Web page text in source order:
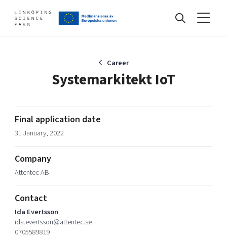
Artificial intelligence
Cybersecurity
Internet of Things
Global talent
Visual technologies
Shaping cities and regions
Develop your company
Upgrade your skills & master new ones
Tech startups
About
Our story, mission & vision
Our community of companies
40 years anniversary
Career
Systemarkitekt IoT
Final application date
31 January, 2022
Company
Attentec AB
Contact
Ida Evertsson
ida.evertsson@attentec.se
0705589819